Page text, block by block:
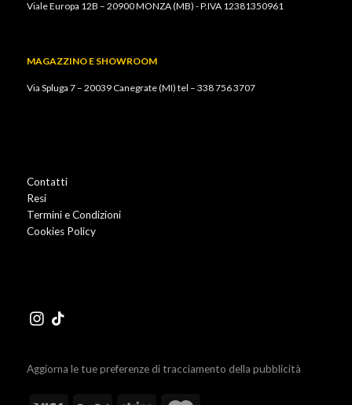
Viale Europa 12B – 20900 MONZA (MB) - P.IVA 12381350961
MAGAZZINO E SHOWROOM
Via Spluga 7 – 20039 Canegrate (MI) tel – 338 756 3707
Contatti
Resi
Termini e Condizioni
Cookies Policy
Aggiorna le tue preferenze di tracciamento della pubblicità